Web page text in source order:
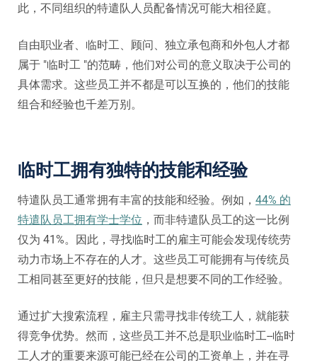
此，不同组织的特遣队人员配备情况可能大相径庭。
自由职业者、临时工、顾问、独立承包商和外包人才都
属于 "临时工 "的范畴，他们对公司的意义取决于公司的
具体需求。这些员工并不都是可以互换的，他们的技能
组合和经验也千差万别。
临时工拥有独特的技能和经验
特遣队员工通常拥有丰富的技能和经验。例如， 44% 的
特遣队员工拥有学士学位 ，而非特遣队员工的这一比例
仅为 41%。因此，寻找临时工的雇主可能会发现传统劳
动力市场上不存在的人才。这些员工可能拥有与传统员
工相同甚至更好的技能，但只是想要不同的工作经验。
通过扩大搜索流程，雇主只需寻找非传统工人，就能获
得竞争优势。然而，这些员工并不总是职业临时工--临时
工人才的重要来源可能已经在公司的工资单上，并在寻